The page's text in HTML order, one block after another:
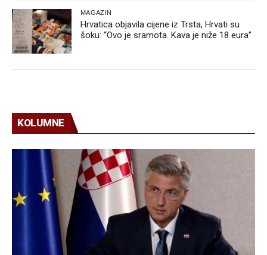
MAGAZIN
Hrvatica objavila cijene iz Trsta, Hrvati su
šoku: “Ovo je sramota. Kava je niže 18 eura”
KOLUMNE